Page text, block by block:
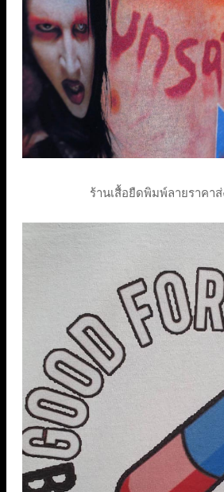
ร้านเสื้อยืดพิมพ์ลายราคา